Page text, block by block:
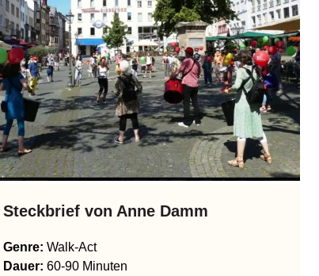
Steckbrief von Anne Damm
Genre: Walk-Act
Dauer: 60-90 Minuten